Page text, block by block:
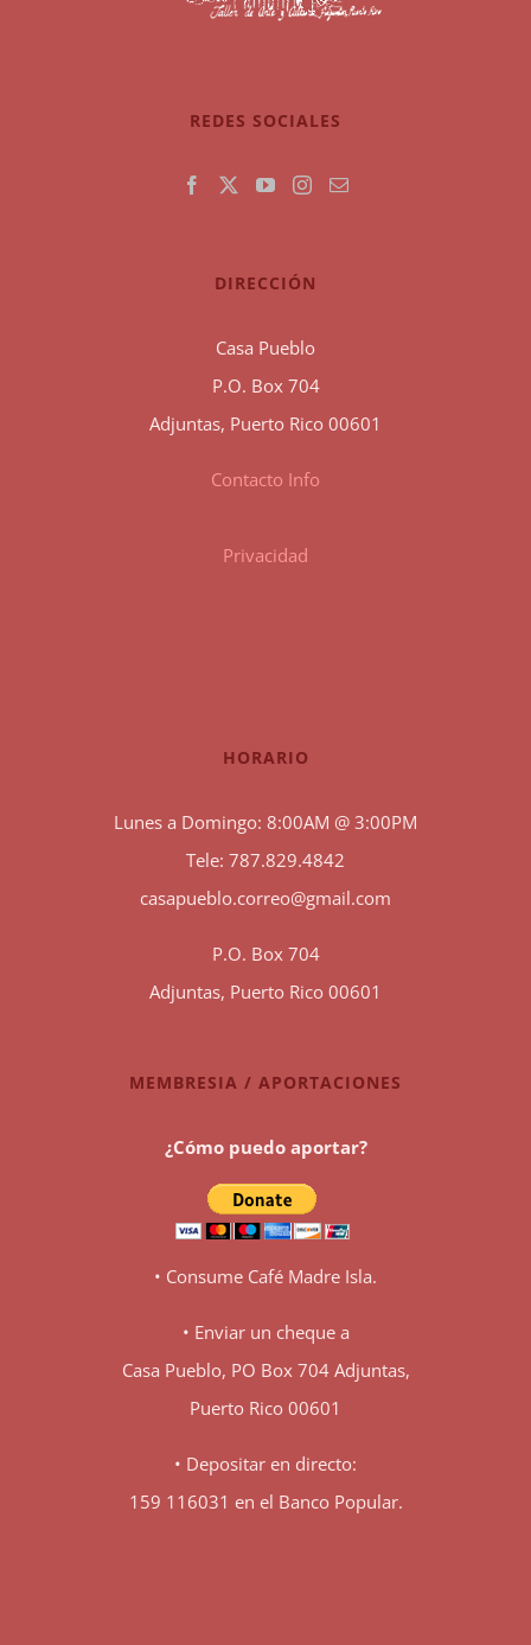
REDES SOCIALES
DIRECCIÓN
Casa Pueblo
P.O. Box 704
Adjuntas, Puerto Rico 00601
Contacto Info
Privacidad
HORARIO
Lunes a Domingo: 8:00AM @ 3:00PM
Tele: 787.829.4842
casapueblo.correo@gmail.com
P.O. Box 704
Adjuntas, Puerto Rico 00601
MEMBRESIA / APORTACIONES
¿Cómo puedo aportar?
• Consume Café Madre Isla.
• Enviar un cheque a
Casa Pueblo, PO Box 704 Adjuntas,
Puerto Rico 00601
• Depositar en directo:
159 116031 en el Banco Popular.